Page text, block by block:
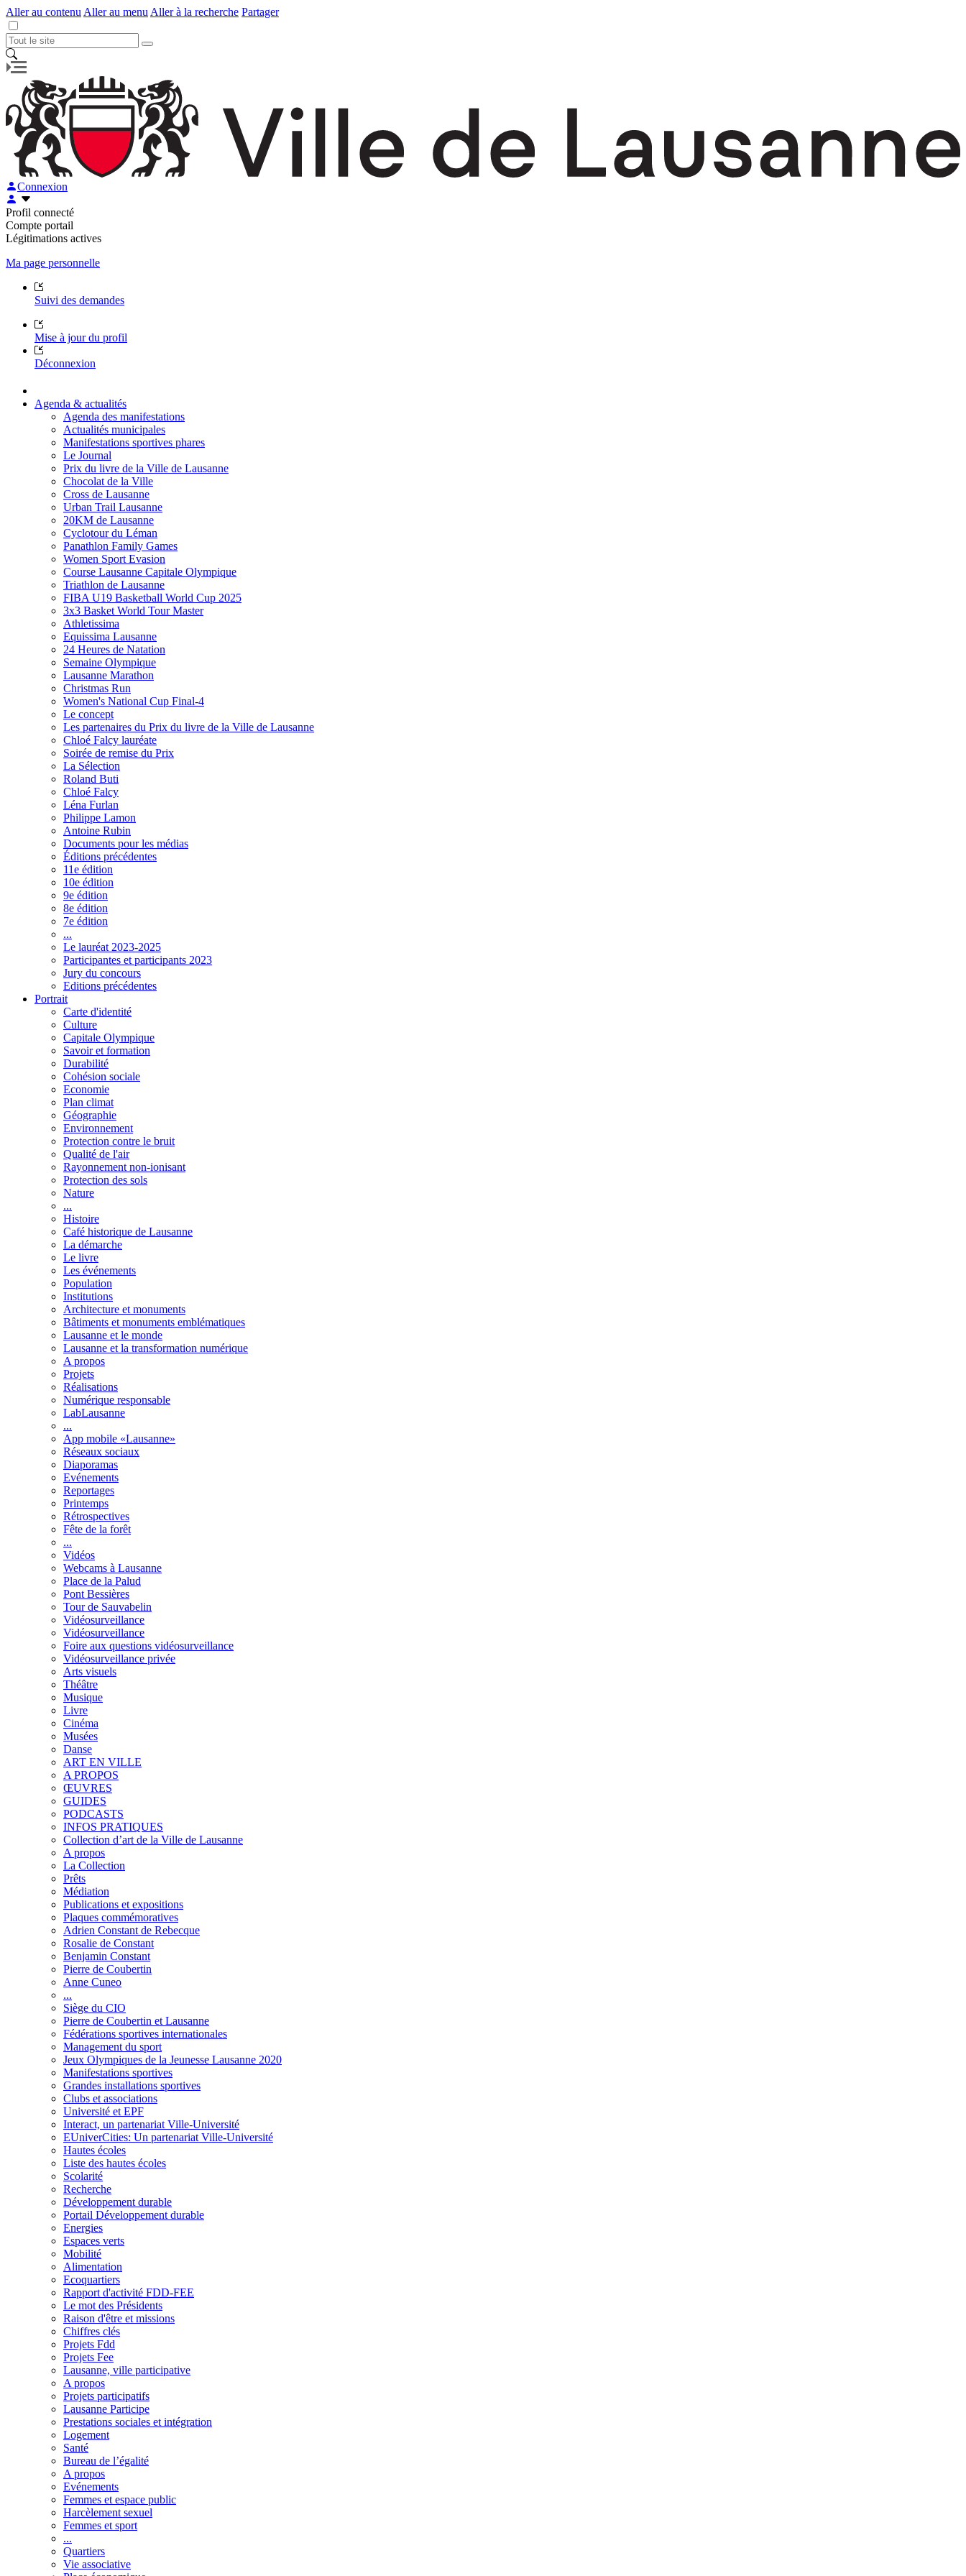
Aller au contenu Aller au menu Aller à la recherche Partager
Connexion
Profil connecté
Compte portail
Légitimations actives
Ma page personnelle
Suivi des demandes
Mise à jour du profil
Déconnexion
Agenda & actualités
Agenda des manifestations
Actualités municipales
Manifestations sportives phares
Le Journal
Prix du livre de la Ville de Lausanne
Chocolat de la Ville
Cross de Lausanne
Urban Trail Lausanne
20KM de Lausanne
Cyclotour du Léman
Panathlon Family Games
Women Sport Evasion
Course Lausanne Capitale Olympique
Triathlon de Lausanne
FIBA U19 Basketball World Cup 2025
3x3 Basket World Tour Master
Athletissima
Equissima Lausanne
24 Heures de Natation
Semaine Olympique
Lausanne Marathon
Christmas Run
Women's National Cup Final-4
Le concept
Les partenaires du Prix du livre de la Ville de Lausanne
Chloé Falcy lauréate
Soirée de remise du Prix
La Sélection
Roland Buti
Chloé Falcy
Léna Furlan
Philippe Lamon
Antoine Rubin
Documents pour les médias
Éditions précédentes
11e édition
10e édition
9e édition
8e édition
7e édition
...
Le lauréat 2023-2025
Participantes et participants 2023
Jury du concours
Editions précédentes
Portrait
Carte d'identité
Culture
Capitale Olympique
Savoir et formation
Durabilité
Cohésion sociale
Economie
Plan climat
Géographie
Environnement
Protection contre le bruit
Qualité de l'air
Rayonnement non-ionisant
Protection des sols
Nature
...
Histoire
Café historique de Lausanne
La démarche
Le livre
Les événements
Population
Institutions
Architecture et monuments
Bâtiments et monuments emblématiques
Lausanne et le monde
Lausanne et la transformation numérique
A propos
Projets
Réalisations
Numérique responsable
LabLausanne
...
App mobile «Lausanne»
Réseaux sociaux
Diaporamas
Evénements
Reportages
Printemps
Rétrospectives
Fête de la forêt
...
Vidéos
Webcams à Lausanne
Place de la Palud
Pont Bessières
Tour de Sauvabelin
Vidéosurveillance
Vidéosurveillance
Foire aux questions vidéosurveillance
Vidéosurveillance privée
Arts visuels
Théâtre
Musique
Livre
Cinéma
Musées
Danse
ART EN VILLE
A PROPOS
ŒUVRES
GUIDES
PODCASTS
INFOS PRATIQUES
Collection d’art de la Ville de Lausanne
A propos
La Collection
Prêts
Médiation
Publications et expositions
Plaques commémoratives
Adrien Constant de Rebecque
Rosalie de Constant
Benjamin Constant
Pierre de Coubertin
Anne Cuneo
...
Siège du CIO
Pierre de Coubertin et Lausanne
Fédérations sportives internationales
Management du sport
Jeux Olympiques de la Jeunesse Lausanne 2020
Manifestations sportives
Grandes installations sportives
Clubs et associations
Université et EPF
Interact, un partenariat Ville-Université
EUniverCities: Un partenariat Ville-Université
Hautes écoles
Liste des hautes écoles
Scolarité
Recherche
Développement durable
Portail Développement durable
Energies
Espaces verts
Mobilité
Alimentation
Ecoquartiers
Rapport d'activité FDD-FEE
Le mot des Présidents
Raison d'être et missions
Chiffres clés
Projets Fdd
Projets Fee
Lausanne, ville participative
A propos
Projets participatifs
Lausanne Participe
Prestations sociales et intégration
Logement
Santé
Bureau de l’égalité
A propos
Evénements
Femmes et espace public
Harcèlement sexuel
Femmes et sport
...
Quartiers
Vie associative